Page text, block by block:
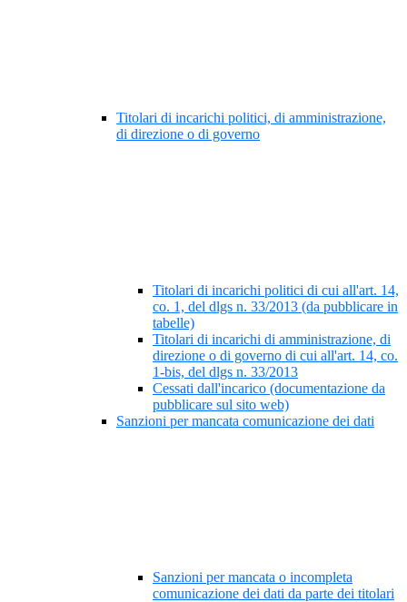
Titolari di incarichi politici, di amministrazione,
di direzione o di governo
Titolari di incarichi politici di cui all'art. 14,
co. 1, del dlgs n. 33/2013 (da pubblicare in
tabelle)
Titolari di incarichi di amministrazione, di
direzione o di governo di cui all'art. 14, co.
1-bis, del dlgs n. 33/2013
Cessati dall'incarico (documentazione da
pubblicare sul sito web)
Sanzioni per mancata comunicazione dei dati
Sanzioni per mancata o incompleta
comunicazione dei dati da parte dei titolari